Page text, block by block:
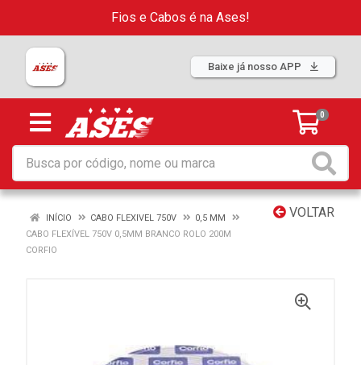
Fios e Cabos é na Ases!
Baixe já nosso APP
0
VOLTAR
INÍCIO CABO FLEXIVEL 750V
0,5 MM
CABO FLEXÍVEL 750V 0,5MM BRANCO ROLO 200M
CORFIO